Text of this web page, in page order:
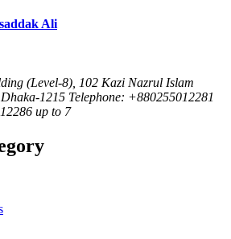
Ali
(Level-8), 102 Kazi Nazrul Islam
1215 Telephone: +880255012281
up to 7